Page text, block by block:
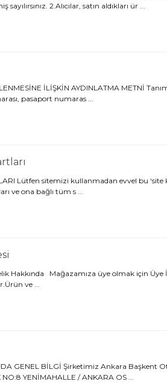
2.Alıcılar, satın aldıkları ür ...
İLİŞKİN AYDINLATMA METNİ
pasaport numaras ...
Lütfen sitemizi kullanmadan evvel bu
ve ona bağlı tüm s ...
Hakkında Mağazamıza üye olmak için
ve ...
GENEL BİLGİ Şirketimiz Ankara Başkent
NO:8 YENİMAHALLE / ANKARA OS ...